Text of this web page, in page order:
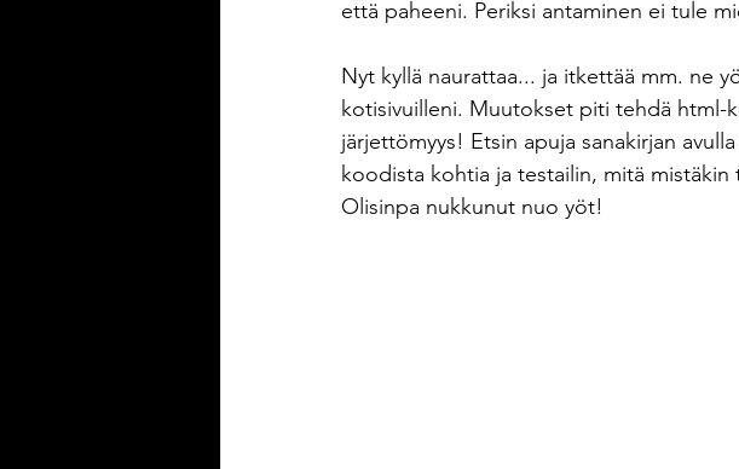
että paheeni. Periksi antaminen ei tule
Nyt kyllä naurattaa... ja itkettää mm. ne
kotisivuilleni. Muutokset piti tehdä html-
järjettömyys! Etsin apuja sanakirjan
koodista kohtia ja testailin, mitä
Olisinpa nukkunut nuo yöt!